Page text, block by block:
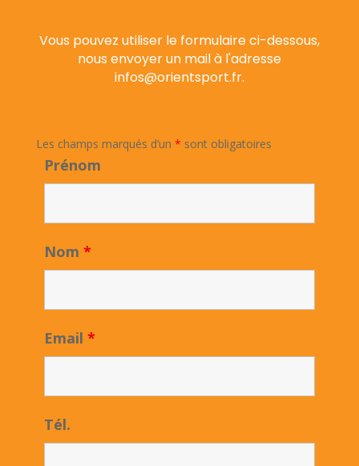
Vous pouvez utiliser le formulaire ci-dessous,
nous envoyer un mail à l'adresse
infos@orientsport.fr.
Les champs marqués d’un * sont obligatoires
Prénom
Nom *
Email *
Tél.